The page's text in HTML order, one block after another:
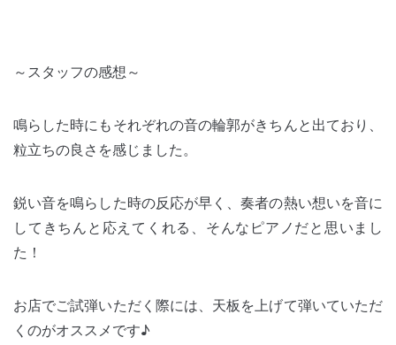
～スタッフの感想～
鳴らした時にもそれぞれの音の輪郭がきちんと出ており、
粒立ちの良さを感じました。
鋭い音を鳴らした時の反応が早く、奏者の熱い想いを音に
してきちんと応えてくれる、そんなピアノだと思いまし
た！
お店でご試弾いただく際には、天板を上げて弾いていただ
くのがオススメです♪